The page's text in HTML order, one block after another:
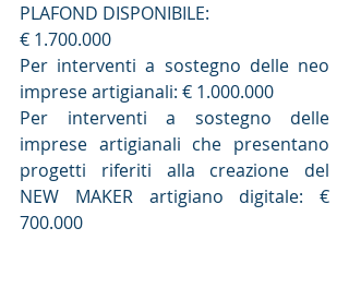
PLAFOND DISPONIBILE:
€ 1.700.000
Per interventi a sostegno delle neo
imprese artigianali: € 1.000.000
Per interventi a sostegno delle
imprese artigianali che presentano
progetti riferiti alla creazione del
NEW MAKER artigiano digitale: €
700.000